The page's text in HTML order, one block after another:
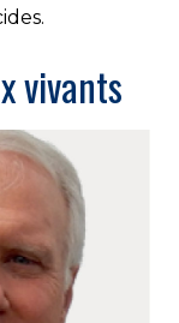
vivants